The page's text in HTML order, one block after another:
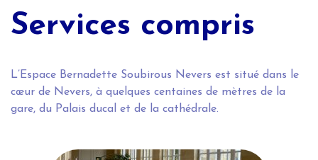
Services compris
L’Espace Bernadette Soubirous Nevers est situé dans le
cœur de Nevers, à quelques centaines de mètres de la
gare, du Palais ducal et de la cathédrale.